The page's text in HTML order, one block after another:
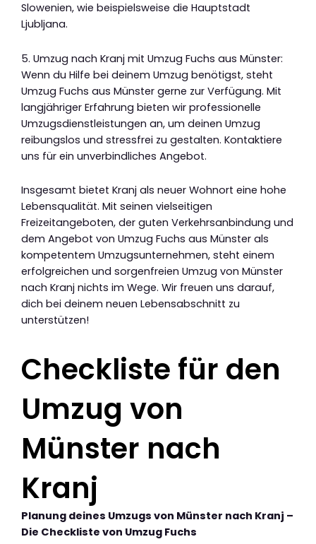
Slowenien, wie beispielsweise die Hauptstadt
Ljubljana.
5. Umzug nach Kranj mit Umzug Fuchs aus Münster:
Wenn du Hilfe bei deinem Umzug benötigst, steht
Umzug Fuchs aus Münster gerne zur Verfügung. Mit
langjähriger Erfahrung bieten wir professionelle
Umzugsdienstleistungen an, um deinen Umzug
reibungslos und stressfrei zu gestalten. Kontaktiere
uns für ein unverbindliches Angebot.
Insgesamt bietet Kranj als neuer Wohnort eine hohe
Lebensqualität. Mit seinen vielseitigen
Freizeitangeboten, der guten Verkehrsanbindung und
dem Angebot von Umzug Fuchs aus Münster als
kompetentem Umzugsunternehmen, steht einem
erfolgreichen und sorgenfreien Umzug von Münster
nach Kranj nichts im Wege. Wir freuen uns darauf,
dich bei deinem neuen Lebensabschnitt zu
unterstützen!
Checkliste für den
Umzug von
Münster nach
Kranj
Planung deines Umzugs von Münster nach Kranj –
Die Checkliste von Umzug Fuchs